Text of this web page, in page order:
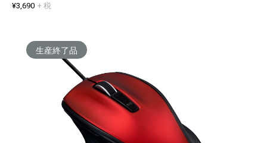
¥3,690 + 税
生産終了品